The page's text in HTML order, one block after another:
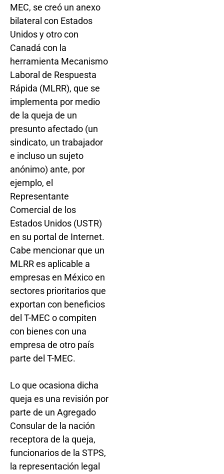
MEC, se creó un anexo
bilateral con Estados
Unidos y otro con
Canadá con la
herramienta Mecanismo
Laboral de Respuesta
Rápida (MLRR), que se
implementa por medio
de la queja de un
presunto afectado (un
sindicato, un trabajador
e incluso un sujeto
anónimo) ante, por
ejemplo, el
Representante
Comercial de los
Estados Unidos (USTR)
en su portal de Internet.
Cabe mencionar que un
MLRR es aplicable a
empresas en México en
sectores prioritarios que
exportan con beneficios
del T-MEC o compiten
con bienes con una
empresa de otro país
parte del T-MEC.
Lo que ocasiona dicha
queja es una revisión por
parte de un Agregado
Consular de la nación
receptora de la queja,
funcionarios de la STPS,
la representación legal